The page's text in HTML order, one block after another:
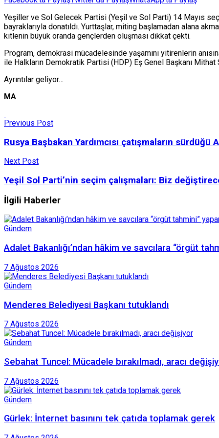
Yeşiller ve Sol Gelecek Partisi (Yeşil ve Sol Parti) 14 Mayıs
bayraklarıyla donatıldı. Yurttaşlar, miting başlamadan alana
kitlenin büyük oranda gençlerden oluşması dikkat çekti.
Program, demokrasi mücadelesinde yaşamını yitirenlerin
ile Halkların Demokratik Partisi (HDP) Eş Genel Başkanı Mithat
Ayrıntılar geliyor…
MA
Previous Post
Rusya Başbakan Yardımcısı çatışmaların
Next Post
Yeşil Sol Parti’nin seçim çalışmaları: Biz
İlgili Haberler
Gündem
Adalet Bakanlığı’ndan hâkim ve savcılara “örgüt
7 Ağustos 2026
Gündem
Menderes Belediyesi Başkanı tutuklandı
7 Ağustos 2026
Gündem
Sebahat Tuncel: Mücadele bırakılmadı, aracı
7 Ağustos 2026
Gündem
Gürlek: İnternet basınını tek çatıda toplamak gerek